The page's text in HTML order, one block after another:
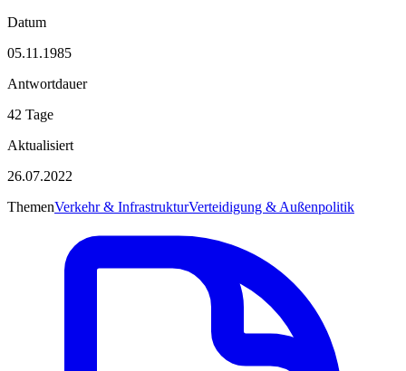
Datum
05.11.1985
Antwortdauer
42 Tage
Aktualisiert
26.07.2022
ThemenVerkehr & InfrastrukturVerteidigung & Außenpolitik